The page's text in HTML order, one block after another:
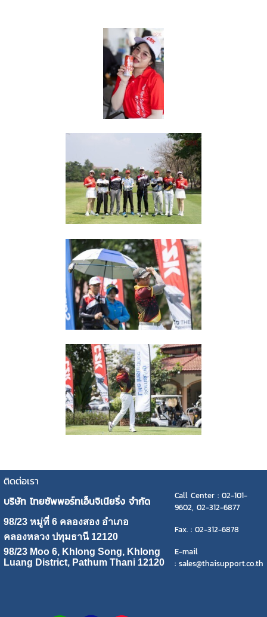
ติดต่อเรา
บริษัท ไทยซัพพอร์ทเอ็นจิเนียริ่ง จำกัด
Call Center : 02-101-
9602, 02-312-6877
98/23 หมู่ที่ 6 คลองสอง อำเภอ
คลองหลวง ปทุมธานี 12120
Fax. : 02-312-6878
98/23 Moo 6, Khlong Song, Khlong
Luang District, Pathum Thani 12120
E-mail
: sales@thaisupport.co.th